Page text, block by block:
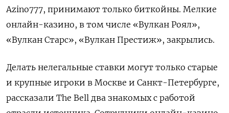
Azino777, принимают только биткойны. Мелкие
онлайн-казино, в том числе «Вулкан Роял»,
«Вулкан Старс», «Вулкан Престиж», закрылись.
Делать нелегальные ставки могут только старые
и крупные игроки в Москве и Санкт-Петербурге,
рассказали The Bell два знакомых с работой